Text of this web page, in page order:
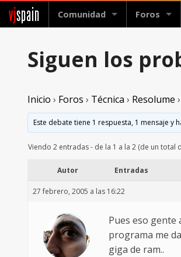
vjspain Comunidad Foros
Siguen los
Inicio › Foros › Técnica › Resolume ›
Este debate tiene 1 respuesta, 1 mensaje y
Viendo 2 entradas - de la 1 a la 2 (de un total
Autor Entradas
27 febrero, 2005 a las 16:22
Pues eso gente
programa me
giga de ram..